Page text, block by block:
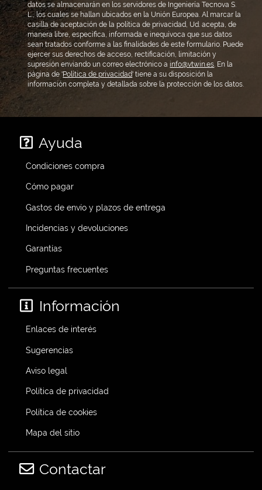
datos se almacenarán en los servidores de Ingeniería Tecnova S.
L., los cuales se hallan ubicados en la Unión Europea. Al marcar la
casilla de aceptación de la política de privacidad, Ud. acepta, de
manera libre, específica, informada e inequívoca que sus datos
sean tratados conforme a las finalidades de este formulario. Puede
ejercer sus derechos de acceso, rectificación, limitación y
supresión enviando un correo electrónico a info@vtwin.es. En la
página de 'Política de privacidad' tiene a su disposición la
información completa y detallada sobre la protección de los datos.
Ayuda
Condiciones compra
Cómo pagar
Gastos de envío y plazos de entrega
Incidencias y devoluciones
Garantías
Preguntas frecuentes
Información
Enlaces de interés
Sugerencias
Aviso legal
Política de privacidad
Política de cookies
Mapa del sitio
Contactar